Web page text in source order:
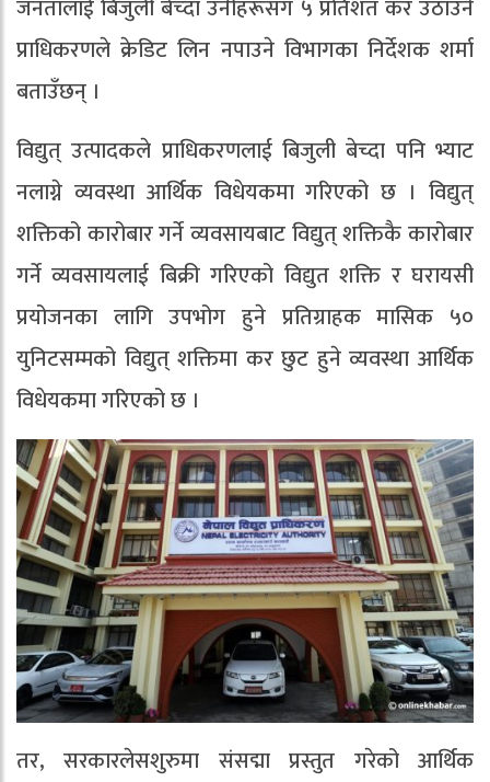
जनतालाई बिजुली बेच्दा उनीहरूसँग ५ प्रतिशत कर उठाउने
प्राधिकरणले क्रेडिट लिन नपाउने विभागका निर्देशक शर्मा
बताउँछन् ।
विद्युत् उत्पादकले प्राधिकरणलाई बिजुली बेच्दा पनि भ्याट
नलाग्ने व्यवस्था आर्थिक विधेयकमा गरिएको छ । विद्युत्
शक्तिको कारोबार गर्ने व्यवसायबाट विद्युत् शक्तिकै कारोबार
गर्ने व्यवसायलाई बिक्री गरिएको विद्युत शक्ति र घरायसी
प्रयोजनका लागि उपभोग हुने प्रतिग्राहक मासिक ५०
युनिटसम्मको विद्युत् शक्तिमा कर छुट हुने व्यवस्था आर्थिक
विधेयकमा गरिएको छ ।
तर, सरकारलेसशुरुमा संसद्मा प्रस्तुत गरेको आर्थिक